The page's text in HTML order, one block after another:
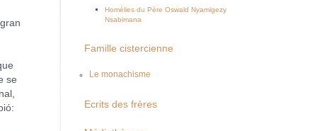
se
Homélies du Père Oswald Nyamigezy
Nsabimana
Famille cistercienne
Le monachisme
Ecrits des frères